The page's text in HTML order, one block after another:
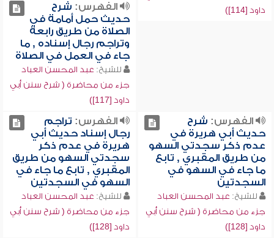
داود [114])
الفهرس: شرح
حديث حمل أمامة في
الصلاة من طريق رابعة
وتراجم رجال إسناده , ما
جاء في العمل في الصلاة
للشيخ: عبد المحسن العباد
جزء من محاضرة ( شرح سنن أبي
داود [117])
الفهرس: شرح
حديث أبي هريرة في
عدم ذكر سجدتي السهو
من طريق المقبري , تابع
ما جاء في السهو في
السجدتين
للشيخ: عبد المحسن العباد
جزء من محاضرة ( شرح سنن أبي
داود [128])
الفهرس: تراجم
رجال إسناد حديث أبي
هريرة في عدم ذكر
سجدتي السهو من طريق
المقبري , تابع ما جاء في
السهو في السجدتين
للشيخ: عبد المحسن العباد
جزء من محاضرة ( شرح سنن أبي
داود [128])